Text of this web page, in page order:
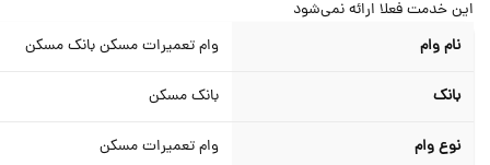
خدمت فعلا ارائه نمی‌شود
نام وام
وام تعمیرات مسکن بانک مسکن
بانک بانک مسکن
نوع وام وام تعمیرات مسکن